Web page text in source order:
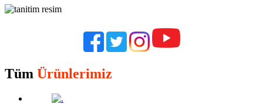
Tüm Ürünlerimiz